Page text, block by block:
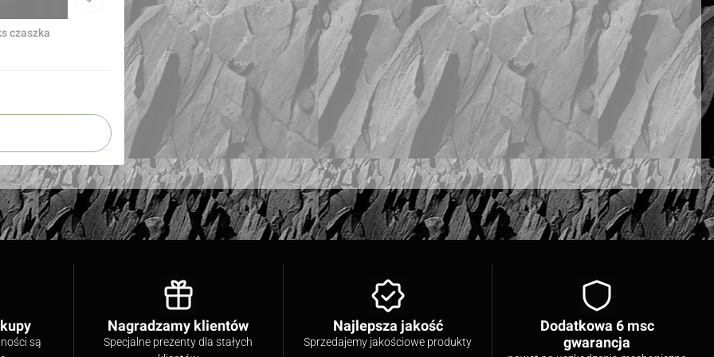
czaszka
są
Nagradzamy klientów
Specjalne prezenty dla stałych
Najlepsza jakość
Sprzedajemy jakościowe produkty
Dodatkowa 6 msc
gwarancja